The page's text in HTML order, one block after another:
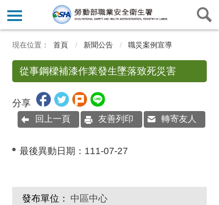
首頁 新聞公告 職災案例宣導
從事鋼樑補漆作業發生墜落致死災害
分享
回上一頁 友善列印 轉寄友人
最後異動日期： 111-07-27
發布單位：
中區中心